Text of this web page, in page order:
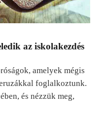
az iskolakezdés
amelyek mégis
foglalkoztunk.
és nézzük meg,